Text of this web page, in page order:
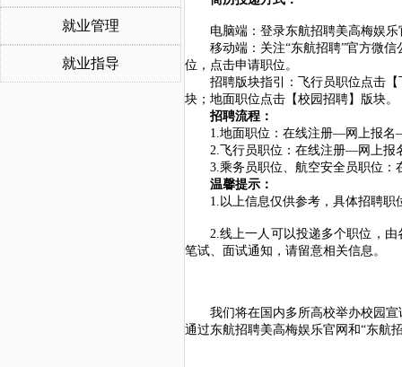
就业管理
就业指导
电脑端：登录东航招聘美高梅娱乐
移动端：关注“东航招聘”官方微
位，点击申请职位。
招聘版块指引：
飞行员职位点击【
块；地面职位点击【校园招聘】版块。
招聘流程：
1.地面职位：在线注册—网上报
2.飞行员职位：在线注册—网上
3.乘务员职位、航空安全员职
温馨提示：
1.以上信息仅供参考，具体招聘
2.线上一人可以投递多个职位，
笔试、面试通知，请留意相关信息。
我们将在国内多所高校举办校园
通过东航招聘美高梅娱乐官网和“东航